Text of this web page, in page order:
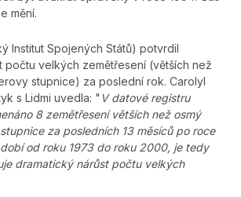
mění.
Institut Spojených Států) potvrdil
počtu velkých zemětřesení (větších než
stupnice) za poslední rok. Carolyl
s Lidmi uvedla: " V datové registru
8 zemětřesení větších než osmý
za posledních 13 měsíců po roce
od roku 1973 do roku 2000, je tedy
dramatický nárůst počtu velkých